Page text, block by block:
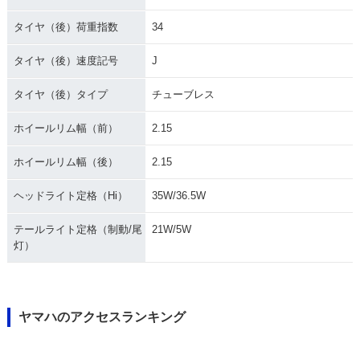
タイヤ（後）荷重指数 34
タイヤ（後）速度記号 J
タイヤ（後）タイプ チューブレス
ホイールリム幅（前） 2.15
ホイールリム幅（後） 2.15
ヘッドライト定格（Hi） 35W/36.5W
テールライト定格（制動/尾
灯）
21W/5W
ヤマハのアクセスランキング